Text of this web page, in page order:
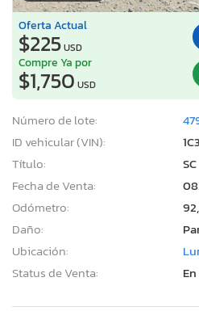
Oferta Actual
$225USD
Compre Ya por
$1,750 USD
Número de lote:
ID vehicular (VIN):
Título:
Fecha de Venta:
Odómetro:
Daño:
Ubicación:
Status de Venta: